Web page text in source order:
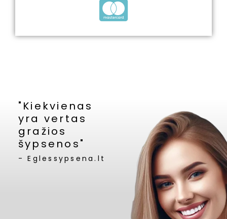
"Kiekvienas
yra vertas
gražios
šypsenos"
- Eglessypsena.lt